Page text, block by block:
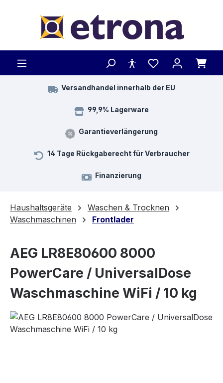
Versandhandel innerhalb der EU
99,9% Lagerware
Garantieverlängerung
14 Tage Rückgaberecht für Verbraucher
Finanzierung
Haushaltsgeräte
Waschen & Trocknen
Waschmaschinen
Frontlader
AEG LR8E80600 8000
PowerCare / UniversalDose
Waschmaschine WiFi / 10 kg
Bildergalerie überspringen